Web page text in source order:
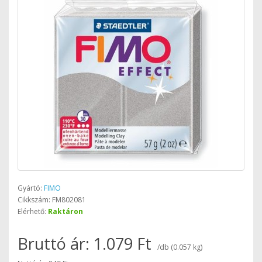
Gyártó: FIMO
Cikkszám: FM802081
Elérhető: Raktáron
Bruttó ár: 1.079 Ft
/db (0.057 kg)